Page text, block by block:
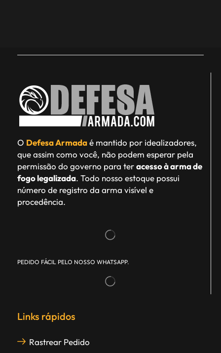
O Defesa Armadaé mantido por idealizadores,
que assim como você, não podem esperar pela
permissão do governo para teracesso à arma de
fogo legalizada. Todo nosso estoque possui
número de registro da arma visível e
procedência.
PEDIDO FÁCIL PELO NOSSO WHATSAPP.
Links rápidos
Rastrear Pedido